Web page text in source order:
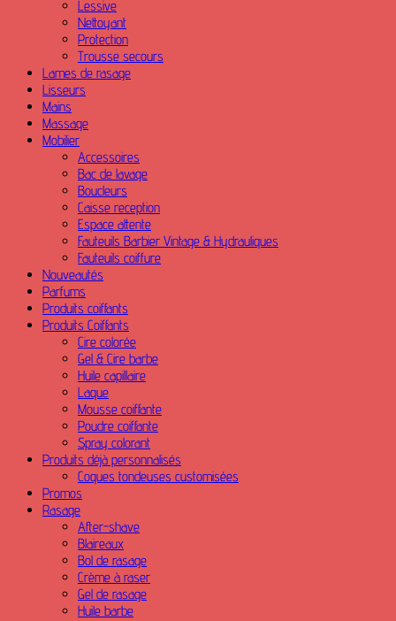
Lessive
Nettoyant
Protection
Trousse secours
Lames de rasage
Lisseurs
Mains
Massage
Mobilier
Accessoires
Bac de lavage
Boucleurs
Caisse reception
Espace attente
Fauteuils Barbier Vintage & Hydrauliques
Fauteuils coiffure
Nouveautés
Parfums
Produits coiffants
Produits Coiffants
Cire colorée
Gel & Cire barbe
Huile capillaire
Laque
Mousse coiffante
Poudre coiffante
Spray colorant
Produits déjà personnalisés
Coques tondeuses customisées
Promos
Rasage
After-shave
Blaireaux
Bol de rasage
Crème à raser
Gel de rasage
Huile barbe